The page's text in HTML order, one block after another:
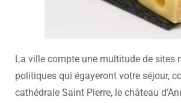
La ville compte une multitude de sites
politiques qui égayeront votre séjour,
cathédrale Saint Pierre, le château